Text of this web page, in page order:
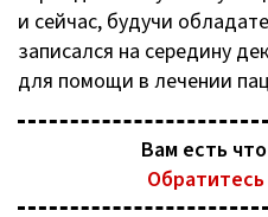
и сейчас, будучи
записался на середину
для помощи в лечении
Вам есть